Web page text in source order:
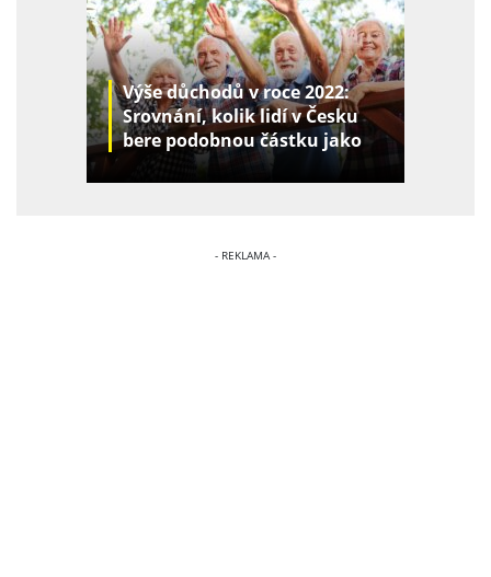
Výše důchodů v roce 2022:
Srovnání, kolik lidí v Česku
bere podobnou částku jako